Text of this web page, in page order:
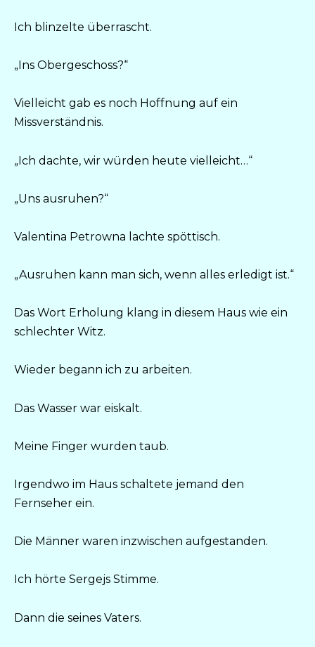
Ich blinzelte überrascht.
„Ins Obergeschoss?“
Vielleicht gab es noch Hoffnung auf ein
Missverständnis.
„Ich dachte, wir würden heute vielleicht…“
„Uns ausruhen?“
Valentina Petrowna lachte spöttisch.
„Ausruhen kann man sich, wenn alles erledigt ist.“
Das Wort Erholung klang in diesem Haus wie ein
schlechter Witz.
Wieder begann ich zu arbeiten.
Das Wasser war eiskalt.
Meine Finger wurden taub.
Irgendwo im Haus schaltete jemand den
Fernseher ein.
Die Männer waren inzwischen aufgestanden.
Ich hörte Sergejs Stimme.
Dann die seines Vaters.